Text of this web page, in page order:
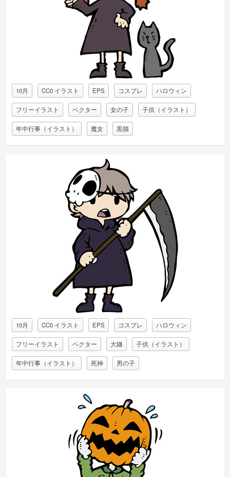
10月 CC0 イラスト EPS コスプレ ハロウィン
フリーイラスト ベクター 女の子 子供（イラスト）
年中行事（イラスト） 魔女 黒猫
10月 CC0 イラスト EPS コスプレ ハロウィン
フリーイラスト ベクター 大鎌 子供（イラスト）
年中行事（イラスト） 死神 男の子